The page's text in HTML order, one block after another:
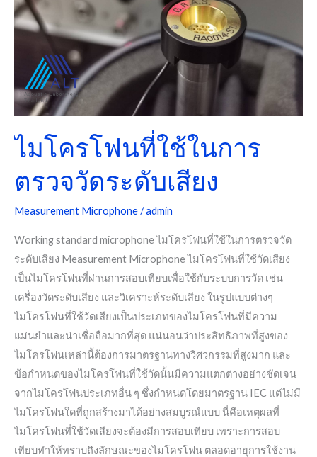
ไมโครโฟนที่ใช้ในการ
ตรวจวัดระดับเสียง
Measurement Microphone/admin
Working standard microphone ไมโครโฟนที่ใช้ในการตรวจวัด
ระดับเสียง Measurement Microphone ไมโครโฟนที่ใช้วัดเสียง
เป็นไมโครโฟนที่ผ่านการสอบเทียบเพื่อใช้กับระบบการวัด เช่น
เครื่องวัดระดับเสียง และวิเคราะห์ระดับเสียง ในรูปแบบต่างๆ
ไมโครโฟนที่ใช้วัดเสียงเป็นประเภทของไมโครโฟนที่มีความ
แม่นยำและน่าเชื่อถือมากที่สุด แน่นอนว่าประสิทธิภาพที่สูงของ
ไมโครโฟนเหล่านี้ต้องการมาตรฐานทางวิศวกรรมที่สูงมาก และ
ข้อกำหนดของไมโครโฟนที่ใช้วัดนั้นมีความแตกต่างอย่างชัดเจน
จากไมโครโฟนประเภทอื่น ๆ ซึ่งกำหนดโดยมาตรฐาน IEC แต่ไม่มี
ไมโครโฟนใดที่ถูกสร้างมาได้อย่างสมบูรณ์แบบ นี่คือเหตุผลที่
ไมโครโฟนที่ใช้วัดเสียงจะต้องมีการสอบเทียบ เพราะการสอบ
เทียบทำให้ทราบถึงลักษณะของไมโครโฟน ตลอดอายุการใช้งาน
ใน
การ
ระดับ
เสียง